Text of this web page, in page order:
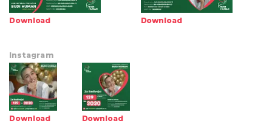
Download Download
Instagram
Download Download